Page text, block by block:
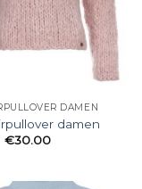
DAMEN
damen
€30.00